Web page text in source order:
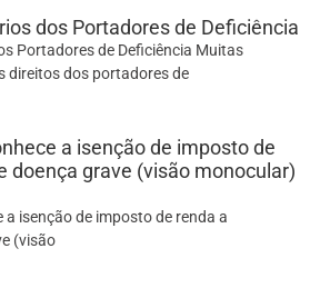
dos Portadores de Deficiência
Portadores de Deficiência Muitas
direitos dos portadores de
a isenção de imposto de
doença grave (visão monocular)
isenção de imposto de renda a
(visão